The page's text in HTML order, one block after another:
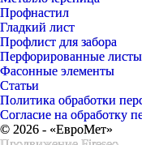
Профнастил
Гладкий лист
Профлист для забора
Перфорированные листы
Фасонные элементы
Статьи
Политика обработки
Согласие на обработку
© 2026 - «ЕвроМет»